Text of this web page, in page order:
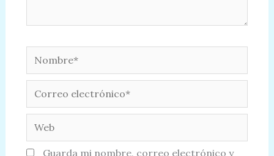
electrónico*
Guarda mi nombre, correo electrónico y